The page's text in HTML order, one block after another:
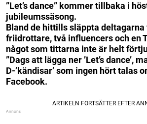
”Let’s dance” kommer tillbaka i
jubileumssäsong.
Bland de hittills släppta deltagarna
friidrottare, två influencers och en
något som tittarna inte är helt
”Dags att lägga ner ’Let’s dance’,
D-’kändisar’ som ingen hört talas
Facebook.